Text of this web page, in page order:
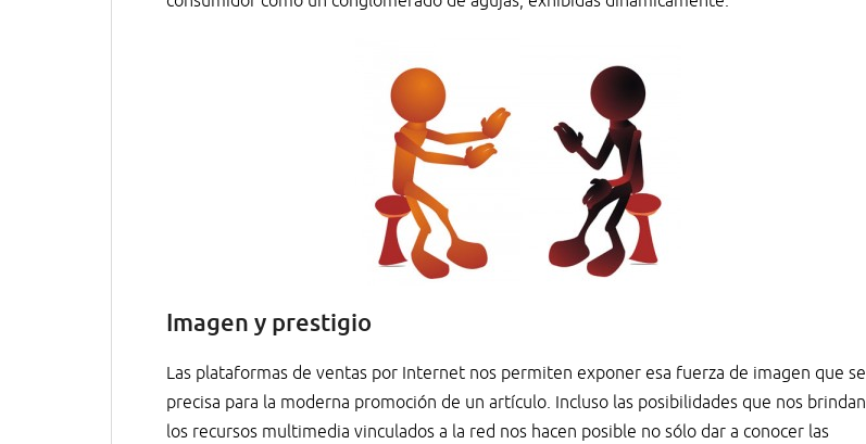
Imagen y prestigio
Las plataformas de ventas por Internet nos permiten exponer esa fuerza de imagen que se
precisa para la moderna promoción de un artículo. Incluso las posibilidades que nos brindan
los recursos multimedia vinculados a la red nos hacen posible no sólo dar a conocer las